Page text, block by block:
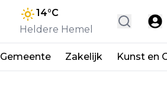
14°C
Heldere Hemel
Gemeente Zakelijk Kunst en